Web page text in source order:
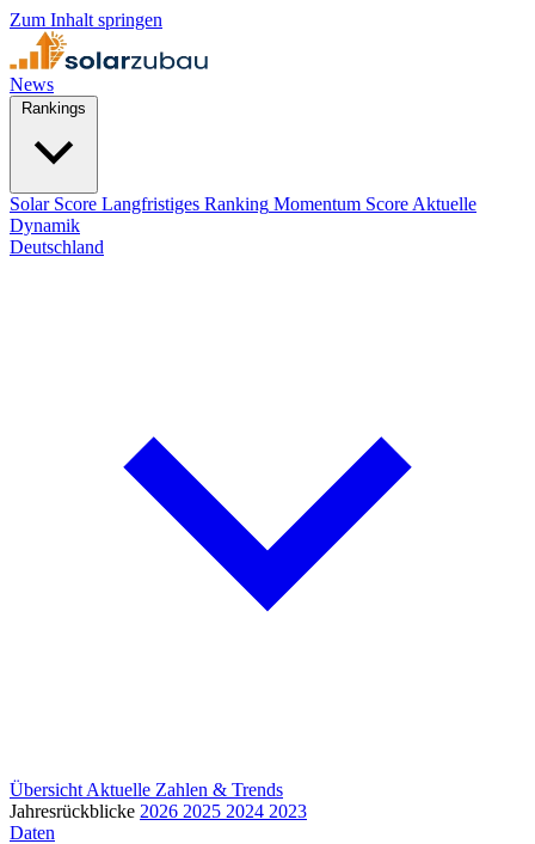
Zum Inhalt springen
News
Solar Score Langfristiges Ranking Momentum Score Aktuelle
Dynamik
Deutschland
Übersicht Aktuelle Zahlen & Trends
Jahresrückblicke 2026 2025 2024 2023
Daten